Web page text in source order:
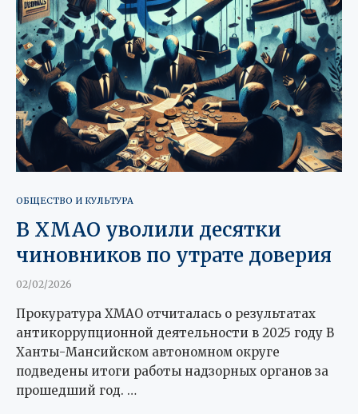
ОБЩЕСТВО И КУЛЬТУРА
В ХМАО уволили десятки
чиновников по утрате доверия
02/02/2026
Прокуратура ХМАО отчиталась о результатах
антикоррупционной деятельности в 2025 году В
Ханты-Мансийском автономном округе
подведены итоги работы надзорных органов за
прошедший год. …